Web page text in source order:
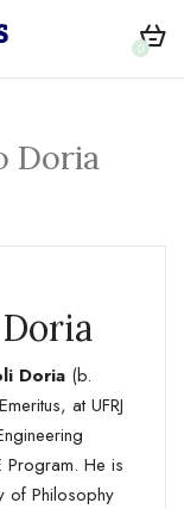
0
Doria
Doria (b.
at UFRJ
Program. He is
of Philosophy